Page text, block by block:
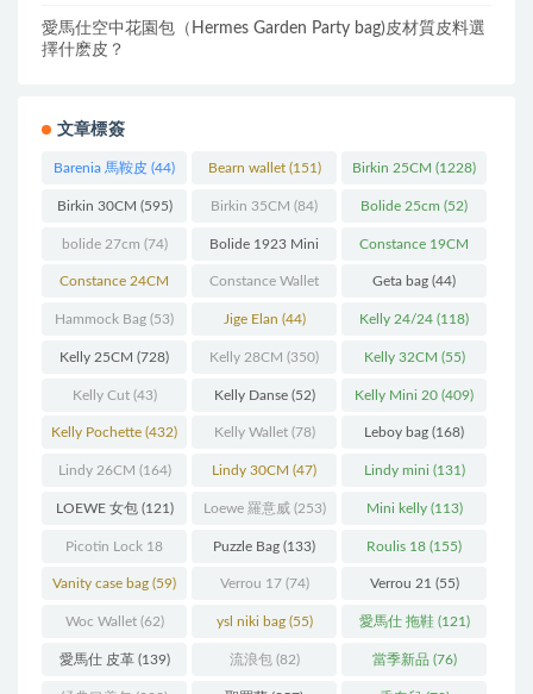
愛馬仕空中花園包（Hermes Garden Party bag)皮材質皮料選
擇什麽皮？
文章標簽
Barenia 馬鞍皮 (44) Bearn wallet(151) Birkin 25CM (1228)
Birkin 30CM (595) Birkin 35CM (84) Bolide 25cm (52)
bolide 27cm (74) Bolide 1923 Mini
(93)
Constance 19CM
(571)
Constance 24CM
(216)
Constance Wallet
(60)
Geta bag (44)
Hammock Bag (53) Jige Elan (44) Kelly 24/24 (118)
Kelly 25CM (728) Kelly 28CM (350) Kelly 32CM (55)
Kelly Cut(43) Kelly Danse(52) Kelly Mini 20 (409)
Kelly Pochette (432) Kelly Wallet(78) Leboy bag (168)
Lindy 26CM (164) Lindy 30CM (47) Lindy mini (131)
LOEWE 女包(121) Loewe 羅意威(253) Mini kelly(113)
Picotin Lock 18
(202)
Puzzle Bag (133) Roulis 18 (155)
Vanity case bag (59) Verrou 17(74) Verrou 21 (55)
Woc Wallet(62) ysl niki bag(55) 愛馬仕 拖鞋(121)
愛馬仕 皮革(139) 流浪包(82) 當季新品 (76)